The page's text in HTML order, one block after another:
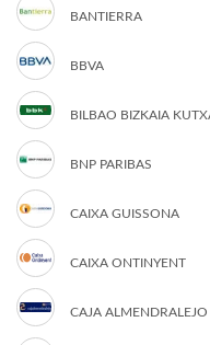
BANTIERRA
BBVA
BILBAO BIZKAIA
BNP PARIBAS
CAIXA GUISSONA
CAIXA ONTINYENT
CAJA ALMENDRALEJO